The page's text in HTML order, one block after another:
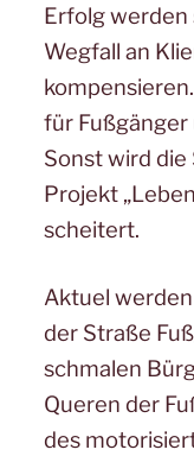
Erfolg werden
Wegfall an
für
Sonst wird
Projekt
scheitert.
Aktuel
der Straße
schmalen
Queren der
des